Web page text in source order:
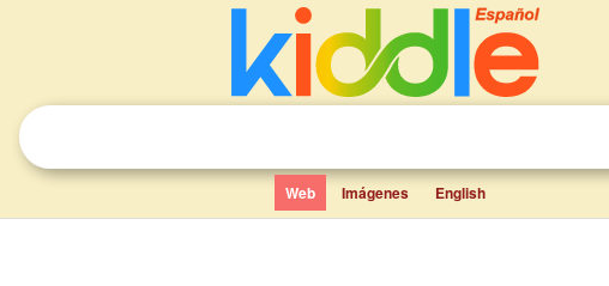
Web Imágenes English